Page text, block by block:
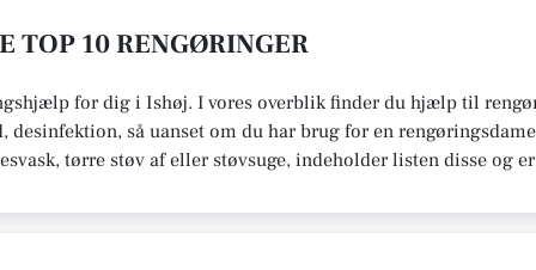
TOP 10 RENGØRINGER
for dig i Ishøj. I vores overblik finder du hjælp til
desinfektion, så uanset om du har brug for en
tørre støv af eller støvsuge, indeholder listen disse og